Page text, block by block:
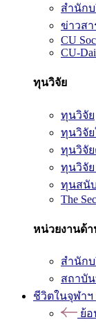
สำนัก
ข่าวสา
CU
CU-
ทุนวิจัย
ทุนวิจัย
ทุนวิจัย
ทุนวิจัย
ทุนวิจัย
ทุนสนั
The
หน่วยงานด้า
สำนัก
สถาบั
ชีวิตในจุฬาฯ
ย้